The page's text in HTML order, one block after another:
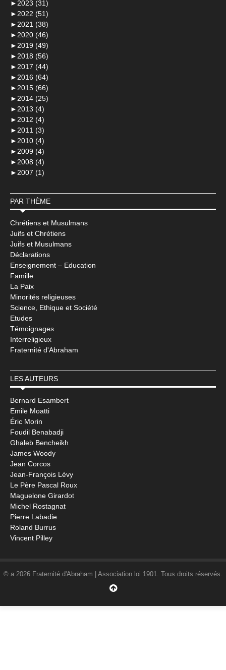
► 2023 (31)
► 2022 (51)
► 2021 (38)
► 2020 (46)
► 2019 (49)
► 2018 (56)
► 2017 (44)
► 2016 (64)
► 2015 (66)
► 2014 (25)
► 2013 (4)
► 2012 (4)
► 2011 (3)
► 2010 (4)
► 2009 (4)
► 2008 (4)
► 2007 (1)
PAR THÈME
Chrétiens et Musulmans
Juifs et Chrétiens
Juifs et Musulmans
Déclarations
Enseignement – Education
Famille
La Paix
Minorités religieuses
Science, Ethique et Société
Etudes
Témoignages
Interreligieux
Fraternité d'Abraham
LES AUTEURS
Bernard Esambert
Emile Moatti
Éric Morin
Foudil Benabadji
Ghaleb Bencheikh
James Woody
Jean Corcos
Jean-François Lévy
Le Père Pascal Roux
Maguelone Girardot
Michel Rostagnat
Pierre Labadie
Roland Burrus
Vincent Pilley
© a 2026 Fraternité d'Abraham | Association loi 1901. Tous droits réservés.